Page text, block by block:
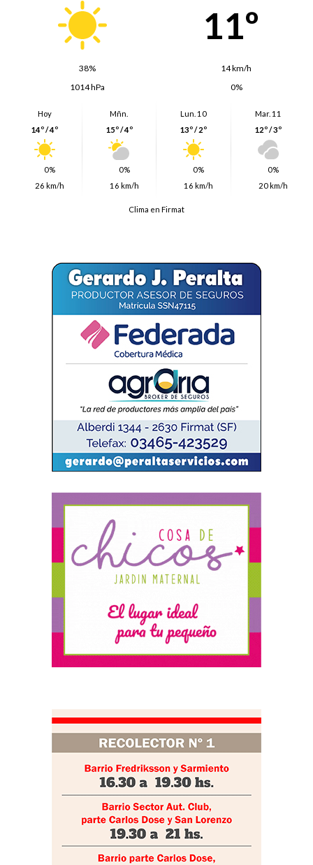
11º
38%
14 km/h
1014 hPa
0%
Hoy
14º / 4º
0%
26 km/h
Mñn.
15º / 4º
0%
16 km/h
Lun. 10
13º / 2º
0%
16 km/h
Mar. 11
12º / 3º
0%
20 km/h
Clima en Firmat